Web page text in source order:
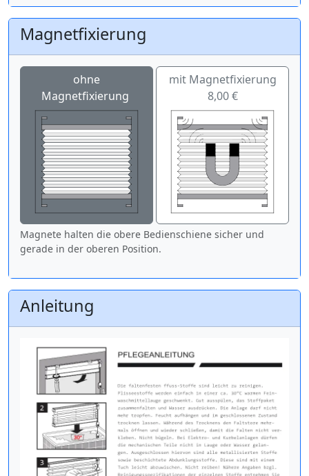
Magnetfixierung
ohne
Magnetfixierung
mit Magnetfixierung
8,00 €
Magnete halten die obere Bedienschiene sicher und
gerade in der oberen Position.
Anleitung